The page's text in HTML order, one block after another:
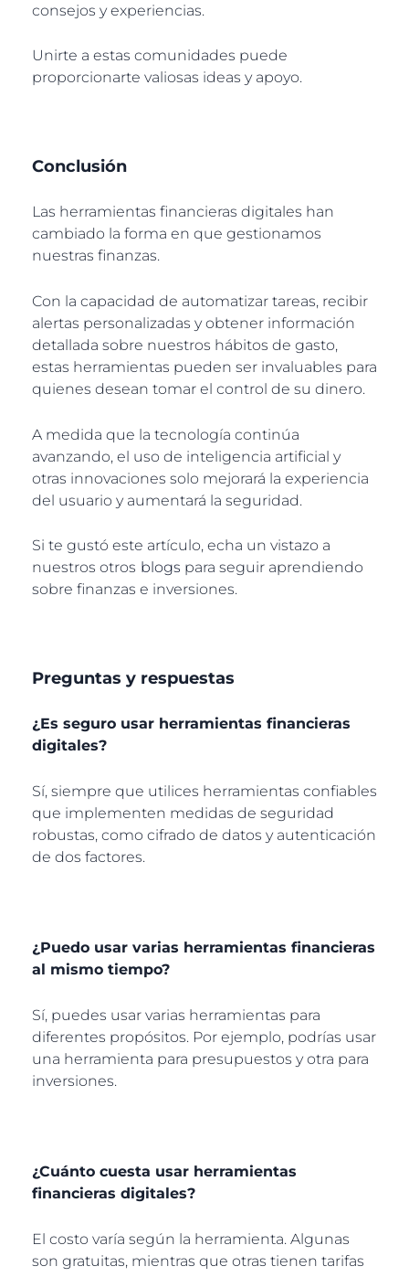
consejos y experiencias.
Unirte a estas comunidades puede
proporcionarte valiosas ideas y apoyo.
Conclusión
Las herramientas financieras digitales han
cambiado la forma en que gestionamos
nuestras finanzas.
Con la capacidad de automatizar tareas, recibir
alertas personalizadas y obtener información
detallada sobre nuestros hábitos de gasto,
estas herramientas pueden ser invaluables para
quienes desean tomar el control de su dinero.
A medida que la tecnología continúa
avanzando, el uso de inteligencia artificial y
otras innovaciones solo mejorará la experiencia
del usuario y aumentará la seguridad.
Si te gustó este artículo, echa un vistazo a
nuestros otros blogs para seguir aprendiendo
sobre finanzas e inversiones.
Preguntas y respuestas
¿Es seguro usar herramientas financieras
digitales?
Sí, siempre que utilices herramientas confiables
que implementen medidas de seguridad
robustas, como cifrado de datos y autenticación
de dos factores.
¿Puedo usar varias herramientas financieras
al mismo tiempo?
Sí, puedes usar varias herramientas para
diferentes propósitos. Por ejemplo, podrías usar
una herramienta para presupuestos y otra para
inversiones.
¿Cuánto cuesta usar herramientas
financieras digitales?
El costo varía según la herramienta. Algunas
son gratuitas, mientras que otras tienen tarifas